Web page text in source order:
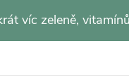
víc zeleně,